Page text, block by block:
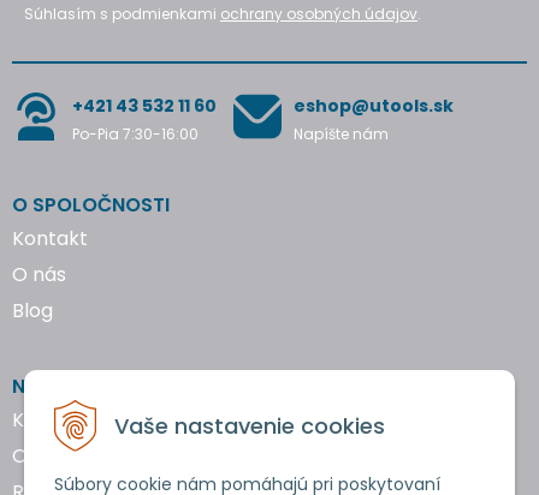
Vaše nastavenie cookies
Súbory cookie nám pomáhajú pri poskytovaní
Súhlasím s podmienkami ochrany osobných údajov.
+421 43 532 11 60
Po-Pia 7:30-16:00
eshop@utools.sk
Napíšte nám
O SPOLOČNOSTI
Kontakt
O nás
Blog
NAKUPOVANIE
Katalógy náradia
Obchodné podmienky